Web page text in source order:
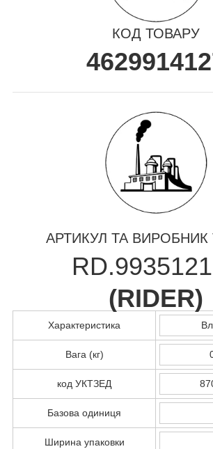
КОД ТОВАРУ
АРТИКУЛ ТА ВИРОБНИК
(RIDER)
Характеристика
Вага (кг)
код УКТЗЕД
Базова одиниця
Ширина упаковки